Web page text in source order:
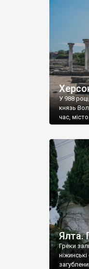
влада в
У 988
князь
час,
Ялта.
Греки